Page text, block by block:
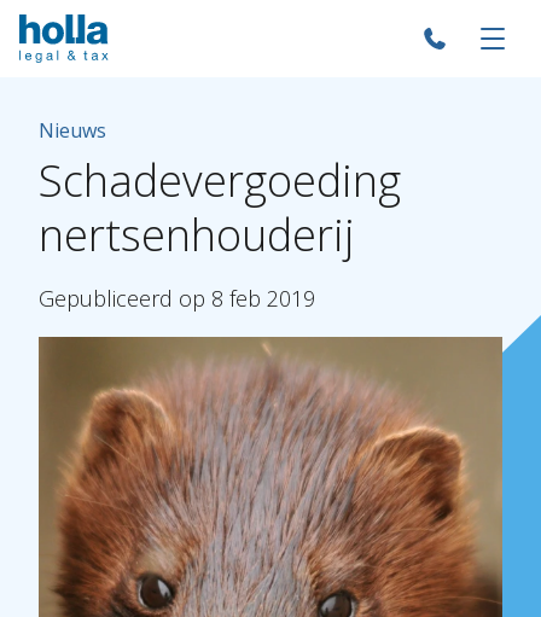
Nieuws
Schadevergoeding
nertsenhouderij
Gepubliceerd op 8 feb 2019